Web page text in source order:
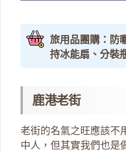
旅用品團購：防
持冰能扇、分裝
鹿港老街
老街的名氣之旺應該不
中人，但其實我們也是